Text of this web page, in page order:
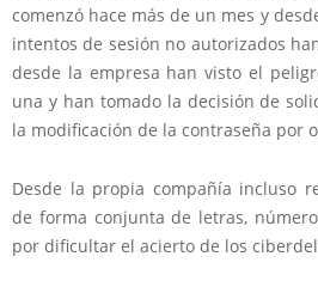
comenzó hace más de un mes y
intentos de sesión no autorizados
desde la empresa han visto el
una y han tomado la decisión de
la modificación de la contraseña por
Desde la propia compañía incluso
de forma conjunta de letras,
por dificultar el acierto de los